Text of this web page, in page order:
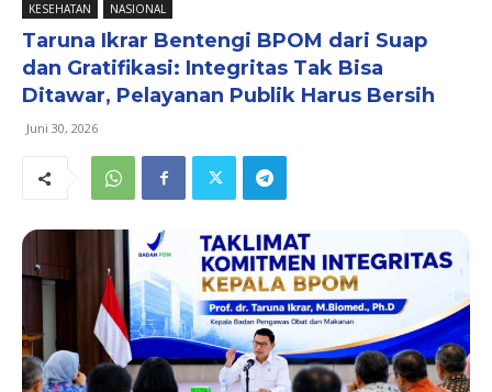
KESEHATAN NASIONAL
Taruna Ikrar Bentengi BPOM dari Suap
dan Gratifikasi: Integritas Tak Bisa
Ditawar, Pelayanan Publik Harus Bersih
Juni 30, 2026